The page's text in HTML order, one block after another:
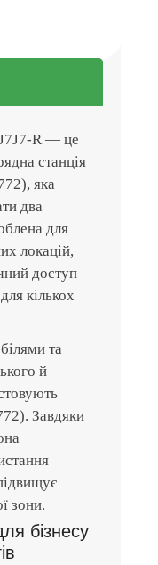
R — це
станція
яка
два
для
локацій,
доступ
кількох
та
й
Завдяки
зони.
бізнесу